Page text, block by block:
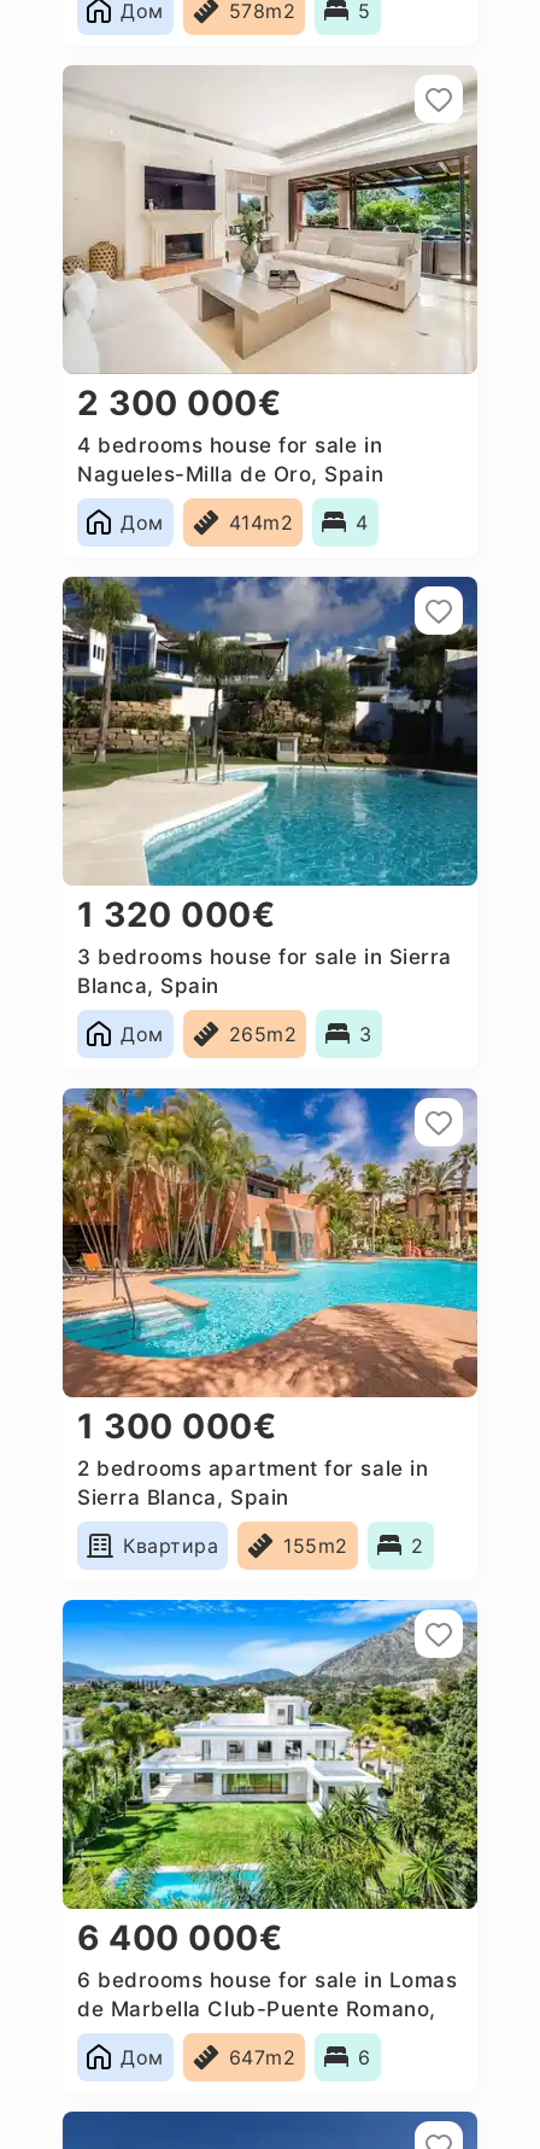
Дом 578m2 5
2 300 000€
4 bedrooms house for sale in
Nagueles-Milla de Oro, Spain
Дом
414m2 4
1 320 000€
3 bedrooms house for sale in Sierra
Blanca, Spain
Дом
265m2 3
1 300 000€
2 bedrooms apartment for sale in
Sierra Blanca, Spain
Квартира
155m2 2
6 400 000€
6 bedrooms house for sale in Lomas
de Marbella Club-Puente Romano,
Spain
Дом
647m2 6